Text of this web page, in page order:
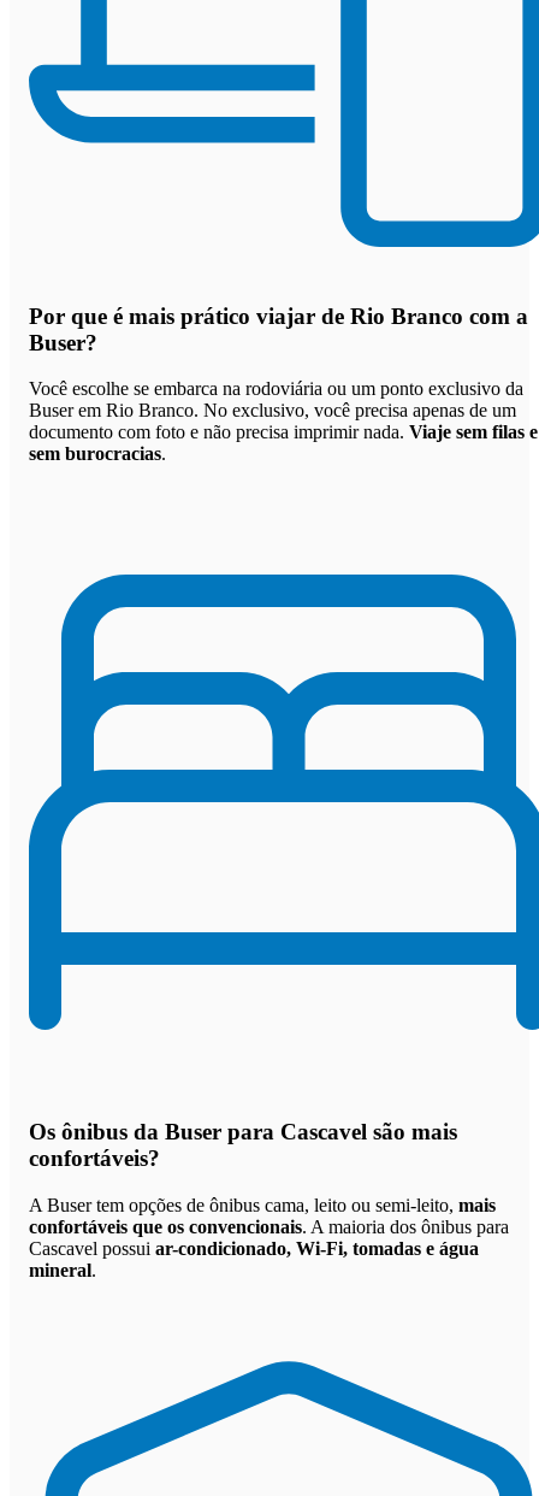
Por que é mais prático viajar de Rio Branco com a
Buser?
Você escolhe se embarca na rodoviária ou um ponto exclusivo da
Buser em Rio Branco. No exclusivo, você precisa apenas de um
documento com foto e não precisa imprimir nada. Viaje sem filas e
sem burocracias.
Os ônibus da Buser para Cascavel são mais
confortáveis?
A Buser tem opções de ônibus cama, leito ou semi-leito, mais
confortáveis que os convencionais. A maioria dos ônibus para
Cascavel possui ar-condicionado, Wi-Fi, tomadas e água
mineral.